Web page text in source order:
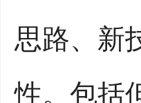
思路、新
性。包括